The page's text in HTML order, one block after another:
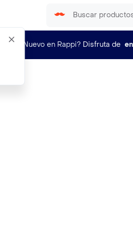
¿Nuevo en Rappi? Disfruta de